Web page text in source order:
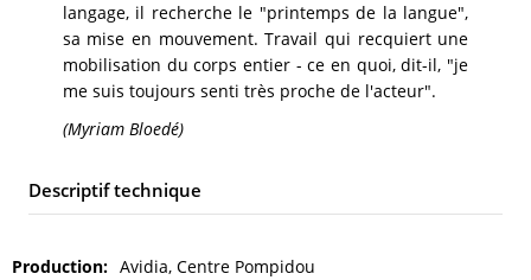
langage, il recherche le "printemps de la langue",
sa mise en mouvement. Travail qui recquiert une
mobilisation du corps entier - ce en quoi, dit-il, "je
me suis toujours senti très proche de l'acteur".
(Myriam Bloedé)
Descriptif technique
Production
Avidia, Centre Pompidou